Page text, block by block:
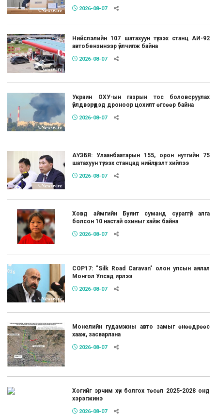
2026-08-07
Нийслэлийн 107 шатахуун түгээх станц АИ-92
автобензинээр үйлчилж байна
2026-08-07
Украин ОХУ-ын газрын тос боловсруулах
үйлдвэрүүдэд дроноор цохилт өгсөөр байна
2026-08-07
АҮЭБЯ: Улаанбаатарын 155, орон нутгийн 75
шатахуун түгээх станцад нийлүүлэлт хийлээ
2026-08-07
Ховд аймгийн Буянт суманд сураггүй алга
болсон 10 настай охиныг хайж байна
2026-08-07
COP17: "Silk Road Caravan" олон улсын аялал
Монгол Улсад ирлээ
2026-08-07
Монелийн гудамжны авто замыг өнөөдрөөс
хааж, засварлана
2026-08-07
Хогийг эрчим хүч болгох төсөл 2025-2028 онд
хэрэгжинэ
2026-08-07